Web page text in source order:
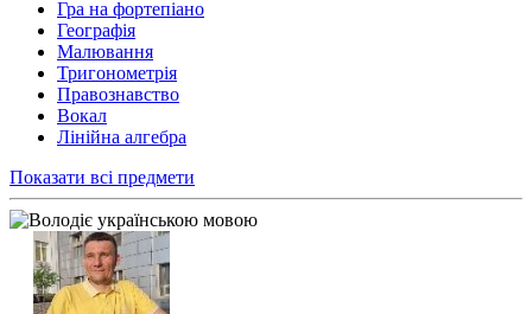
Гра на фортепіано
Географія
Малювання
Тригонометрія
Правознавство
Вокал
Лінійна алгебра
Показати всі предмети